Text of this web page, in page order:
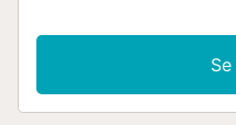
terrassen, et komplet
øverste etage er der en
med pejs, forbundet med
kontor med adgang til